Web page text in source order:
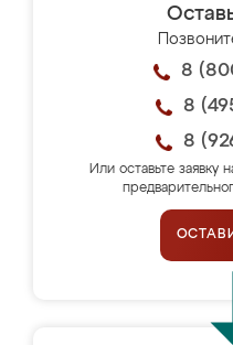
8
8
8
Или оставьте заявку